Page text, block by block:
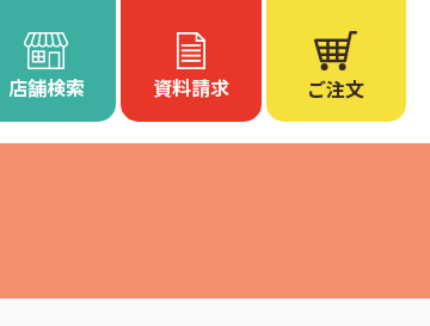
店舗検索
資料請求 ご注文